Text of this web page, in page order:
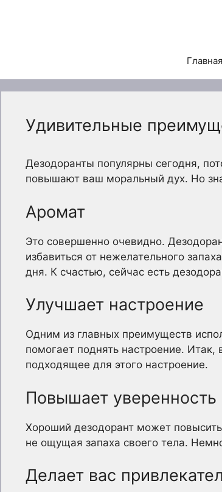
Главная
Удивительные
Дезодоранты популярны сегодня,
повышают ваш моральный дух. Но
Аромат
Это совершенно очевидно.
избавиться от нежелательного
дня. К счастью, сейчас есть
Улучшает настроение
Одним из главных преимуществ
помогает поднять настроение.
подходящее для этого настроение.
Повышает уверенность
Хороший дезодорант может
не ощущая запаха своего тела.
Делает вас